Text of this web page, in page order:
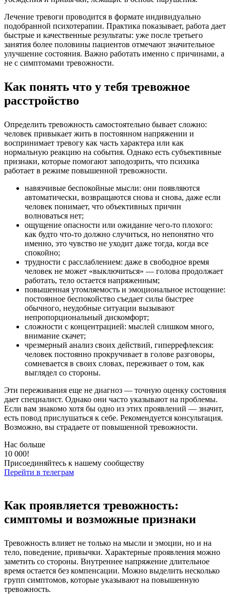
Лечение тревоги проводится в формате индивидуально
подобранной психотерапии. Практика показывает, работа дает
быстрые и качественные результаты: уже после третьего
занятия более половины пациентов отмечают значительное
улучшение состояния. Важно работать именно с причинами, а
не с симптомами тревожности.
Как понять что у тебя тревожное
расстройство
Определить тревожность самостоятельно бывает сложно:
человек привыкает жить в постоянном напряжении и
воспринимает тревогу как часть характера или как
нормальную реакцию на события. Однако есть субъективные
признаки, которые помогают заподозрить, что психика
работает в режиме повышенной тревожности.
навязчивые беспокойные мысли: они появляются
автоматически, возвращаются снова и снова, даже если
человек понимает, что объективных причин
волноваться нет;
ощущение опасности или ожидание чего-то плохого:
как будто что-то должно случиться, но непонятно что
именно, это чувство не уходит даже тогда, когда все
спокойно;
трудности с расслаблением: даже в свободное время
человек не может «выключиться» — голова продолжает
работать, тело остается напряженным;
повышенная утомляемость и эмоциональное истощение:
постоянное беспокойство съедает силы быстрее
обычного, неудобные ситуации вызывают
непропорциональный дискомфорт;
сложности с концентрацией: мыслей слишком много,
внимание скачет;
чрезмерный анализ своих действий, гиперрефлексия:
человек постоянно прокручивает в голове разговоры,
сомневается в своих словах, переживает о том, как
выглядел со стороны.
Эти переживания еще не диагноз — точную оценку состояния
дает специалист. Однако они часто указывают на проблемы.
Если вам знакомо хотя бы одно из этих проявлений — значит,
есть повод прислушаться к себе. Рекомендуется консультация.
Возможно, вы страдаете от повышенной тревожности.
Нас больше
10 000!
Присоединяйтесь к нашему сообществу
Перейти в телеграм
Как проявляется тревожность:
симптомы и возможные признаки
Тревожность влияет не только на мысли и эмоции, но и на
тело, поведение, привычки. Характерные проявления можно
заметить со стороны. Внутреннее напряжение длительное
время остается без компенсации. Можно выделить несколько
групп симптомов, которые указывают на повышенную
тревожность.